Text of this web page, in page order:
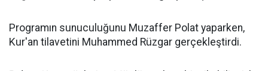
Programın sunuculuğunu Muzaffer Polat yaparken,
Kur'an tilavetini Muhammed Rüzgar gerçekleştirdi.